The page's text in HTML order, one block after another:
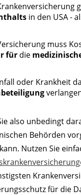
in den USA -
muss
für die
oder Krankheit
also unbedingt
Behörden
Nutzen Sie
für die